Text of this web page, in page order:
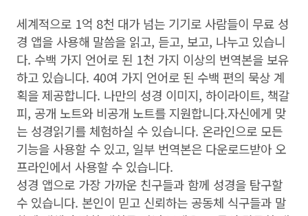
세계적으로 1억 8천 대가 넘는 기기로 사람들이 무료 성
경 앱을 사용해 말씀을 읽고, 듣고, 보고, 나누고 있습니
다. 수백 가지 언어로 된 1천 가지 이상의 번역본을 보유
하고 있습니다. 40여 가지 언어로 된 수백 편의 묵상 계
획을 제공합니다. 나만의 성경 이미지, 하이라이트, 책갈
피, 공개 노트와 비공개 노트를 지원합니다.자신에게 맞
는 성경읽기를 체험하실 수 있습니다. 온라인으로 모든
기능을 사용할 수 있고, 일부 번역본은 다운로드받아 오
프라인에서 사용할 수 있습니다.
성경 앱으로 가장 가까운 친구들과 함께 성경을 탐구할
수 있습니다. 본인이 믿고 신뢰하는 공동체 식구들과 말